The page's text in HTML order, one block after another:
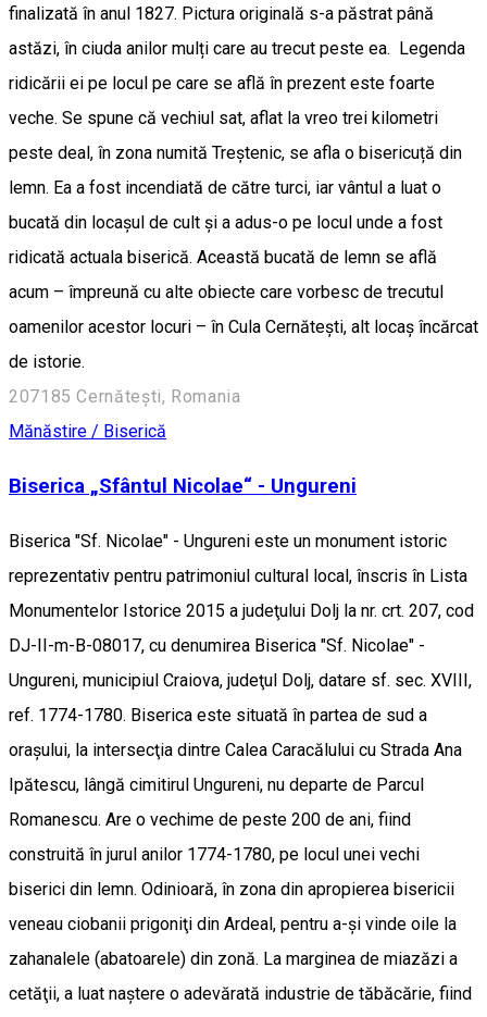
finalizată în anul 1827. Pictura originală s-a păstrat până
astăzi, în ciuda anilor mulți care au trecut peste ea. Legenda
ridicării ei pe locul pe care se află în prezent este foarte
veche. Se spune că vechiul sat, aflat la vreo trei kilometri
peste deal, în zona numită Treștenic, se afla o bisericuță din
lemn. Ea a fost incendiată de către turci, iar vântul a luat o
bucată din locașul de cult și a adus-o pe locul unde a fost
ridicată actuala biserică. Această bucată de lemn se află
acum – împreună cu alte obiecte care vorbesc de trecutul
oamenilor acestor locuri – în Cula Cernătești, alt locaș încărcat
de istorie.
207185 Cernătești, Romania
Mănăstire / Biserică
Biserica „Sfântul Nicolae“ - Ungureni
Biserica "Sf. Nicolae" - Ungureni este un monument istoric
reprezentativ pentru patrimoniul cultural local, înscris în Lista
Monumentelor Istorice 2015 a judeţului Dolj la nr. crt. 207, cod
DJ-II-m-B-08017, cu denumirea Biserica "Sf. Nicolae" -
Ungureni, municipiul Craiova, judeţul Dolj, datare sf. sec. XVIII,
ref. 1774-1780. Biserica este situată în partea de sud a
oraşului, la intersecţia dintre Calea Caracălului cu Strada Ana
Ipătescu, lângă cimitirul Ungureni, nu departe de Parcul
Romanescu. Are o vechime de peste 200 de ani, fiind
construită în jurul anilor 1774-1780, pe locul unei vechi
biserici din lemn. Odinioară, în zona din apropierea bisericii
veneau ciobanii prigoniţi din Ardeal, pentru a-şi vinde oile la
zahanalele (abatoarele) din zonă. La marginea de miazăzi a
cetăţii, a luat naştere o adevărată industrie de tăbăcărie, fiind